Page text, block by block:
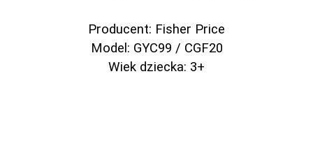
Producent: Fisher Price
Model: GYC99 / CGF20
Wiek dziecka: 3+